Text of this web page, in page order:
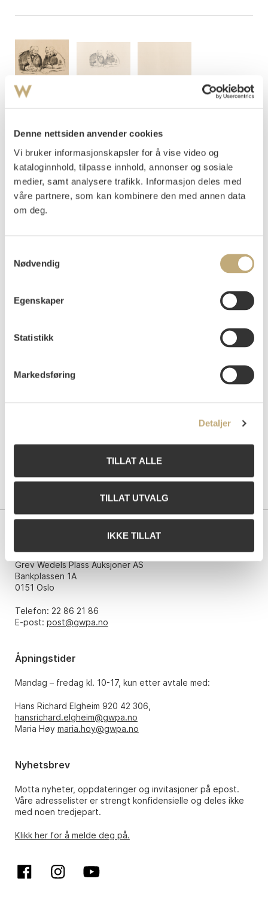
Denne nettsiden anvender cookies
Vi bruker informasjonskapsler for å vise video og
kataloginnhold, tilpasse innhold, annonser og sosiale
medier, samt analysere trafikk. Informasjon deles med
våre partnere, som kan kombinere den med annen data
om deg.
Nødvendig
Egenskaper
Statistikk
Markedsføring
Detaljer
TILLAT ALLE
TILLAT UTVALG
IKKE TILLAT
Litografi trykket i svart på gulhvitt europeisk papir
Arket: 300x474 mm, Motivet: 170x265 mm
Usignert
Woll 448
Selges uinnrammet.
EUR 1 300–1 700
lørdag 13. desember 2025 kl 15:00
Tilslag
NOK
Grev Wedels Plass Auksjoner AS
Bankplassen 1A
0151 Oslo
Telefon: 22 86 21 86
E-post: post@gwpa.no
Åpningstider
Mandag – fredag kl. 10-17, kun etter avtale med:
Hans Richard Elgheim 920 42 306,
hansrichard.elgheim@gwpa.no
Maria Høy maria.hoy@gwpa.no
Nyhetsbrev
Motta nyheter, oppdateringer og invitasjoner på epost.
Våre adresselister er strengt konfidensielle og deles ikke
med noen tredjepart.
Klikk her for å melde deg på.